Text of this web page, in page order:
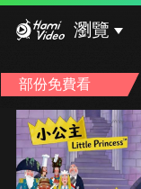
瀏覽
部份免費看